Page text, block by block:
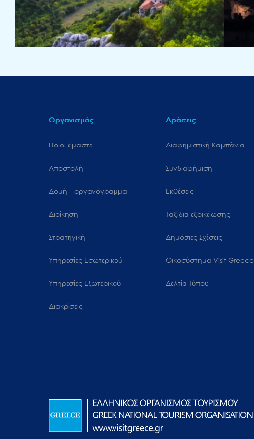
Οργανισμός
Ποιοι είμαστε
Αποστολή
Δομή – οργανόγραμμα
Διοίκηση
Στρατηγική
Υπηρεσίες Εσωτερικού
Υπηρεσίες Εξωτερικού
Διακρίσεις
Δράσεις
Διαφημιστική Καμπάνια
Συνδιαφήμιση
Εκθέσεις
Ταξίδια εξοικείωσης
Δημόσιες Σχέσεις
Oικοσύστημα Visit Greece
Δελτία Τύπου